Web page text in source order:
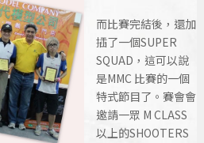
而比賽完結後，還加
插了一個SUPER
SQUAD，這可以說
是MMC 比賽的一個
特式節目了。賽會會
邀請一眾 M CLASS
以上的SHOOTERS